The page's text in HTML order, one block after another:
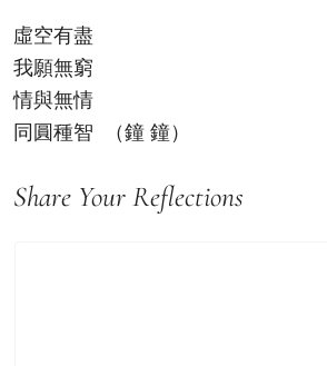
虛空有盡
我願無窮
情與無情
同圓種智 （鐘 鐘）
Share Your Reflections